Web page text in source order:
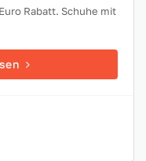
Rabatt. Schuhe mit